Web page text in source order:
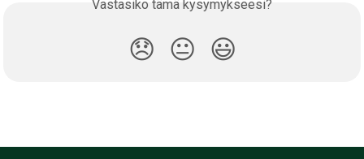
Vastasiko tämä kysymykseesi?
😞 😐 😃